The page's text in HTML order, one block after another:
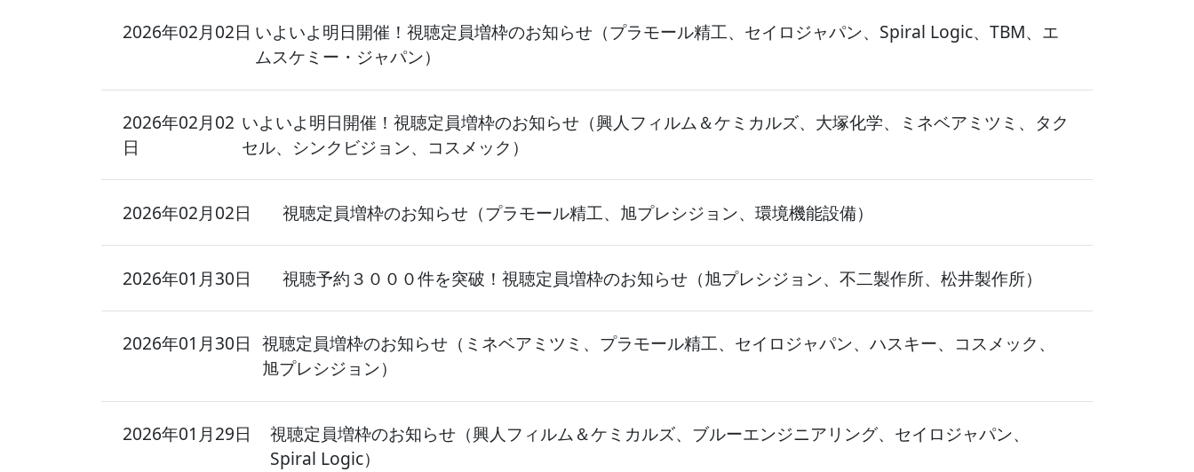
2026年02月02日 いよいよ明日開催！視聴定員増枠のお知らせ（プラモール精工、セイロジャパン、Spiral Logic、TBM、エ
ムスケミー・ジャパン）
2026年02月02
日
いよいよ明日開催！視聴定員増枠のお知らせ（興人フィルム＆ケミカルズ、大塚化学、ミネベアミツミ、タク
セル、シンクビジョン、コスメック）
2026年02月02日 視聴定員増枠のお知らせ（プラモール精工、旭プレシジョン、環境機能設備）
2026年01月30日 視聴予約３０００件を突破！視聴定員増枠のお知らせ（旭プレシジョン、不二製作所、松井製作所）
2026年01月30日 視聴定員増枠のお知らせ（ミネベアミツミ、プラモール精工、セイロジャパン、ハスキー、コスメック、
旭プレシジョン）
2026年01月29日
視聴定員増枠のお知らせ（興人フィルム＆ケミカルズ、ブルーエンジニアリング、セイロジャパン、
Spiral Logic）